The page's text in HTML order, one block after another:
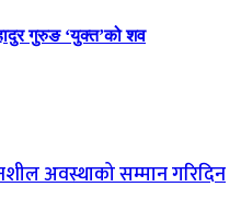
गुरुङ ‘युक्त’को शव
अवस्थाको सम्मान गरिदिन